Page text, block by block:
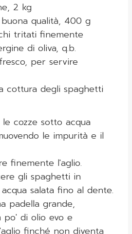
2 kg
qualità, 400 g
tritati finemente
di oliva, q.b.
per servire
cottura degli spaghetti
le cozze sotto acqua
le impurità e il
finemente l'aglio.
gli spaghetti in
salata fino al dente.
padella grande,
po' di olio evo e
finché non diventa